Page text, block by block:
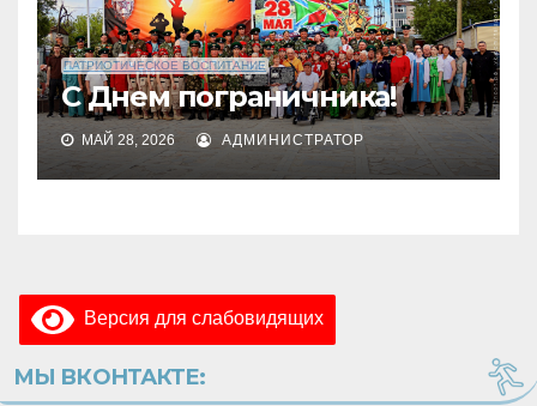
ПАТРИОТИЧЕСКОЕ ВОСПИТАНИЕ
С Днем пограничника!
МАЙ 28, 2026 АДМИНИСТРАТОР
Версия для слабовидящих
МЫ ВКОНТАКТЕ: